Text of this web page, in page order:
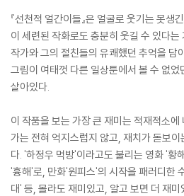
『선천적 얼간이들』은 얼굴로 웃기는 못생
이 세련된 작화로도 충분히 웃길 수 있다
작가와 그의 절친들의 유쾌했던 추억을 담
그림이 여태껏 다른 일상툰에서 볼 수 없
살아있다.
이 작품을 보는 가장 큰 재미는 적재적소
가는 전혀 억지스럽지 않고, 재치가 돋보
다. '하정우 먹방'이라고도 불리는 영화 '황
'흉해'로, 만화'원피스'의 시작을 패러디한
대' 등, 몰라도 재미있고, 알고 보면 더 재